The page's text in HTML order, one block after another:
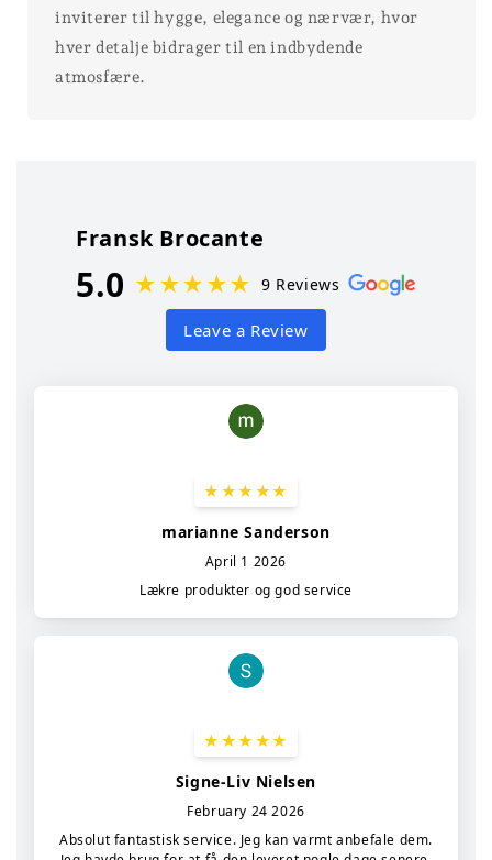
inviterer til hygge, elegance og nærvær, hvor
hver detalje bidrager til en indbydende
atmosfære.